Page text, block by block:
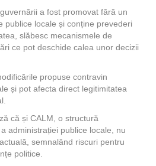
a fost promovat fără un
publice locale și conține prevederi
slăbesc mecanismele de
ce pot deschide calea unor decizii
propuse contravin
și pot afecta direct legitimitatea
că și CALM, o structură
administrației publice locale, nu
semnalând riscuri pentru
politice.